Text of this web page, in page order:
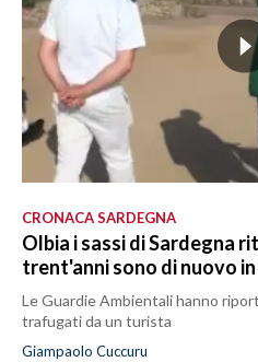
CRONACA SARDEGNA
Olbia i sassi di Sardegna
trent'anni sono di nuovo
Le Guardie Ambientali hanno
trafugati da un turista
Giampaolo Cuccuru